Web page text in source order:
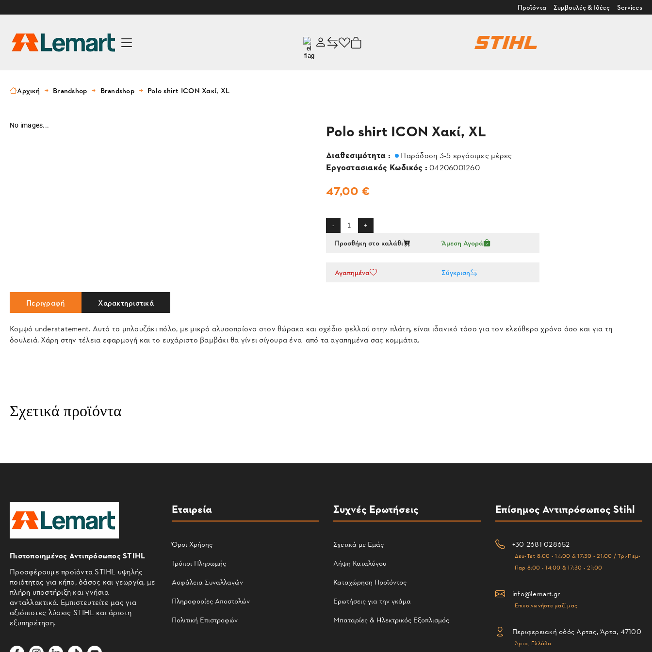
Προϊόντα Συμβουλές & Ιδέες Services
Αρχική Brandshop Brandshop Polo shirt ICON Χακί, XL
No images... Polo shirt ICON Χακί, XL
Διαθεσιμότητα : Παράδοση 3-5 εργάσιμες μέρες
Εργοστασιακός Κωδικός : 04206001260
47,00 €
- +
Προσθήκη στο καλάθι Άμεση Αγορά
Αγαπημένα Σύγκριση
Περιγραφή Χαρακτηριστικά
Κομψό understatement. Αυτό το μπλουζάκι πόλο, με μικρό αλυσοπρίονο στον θώρακα και σχέδιο φελλού στην πλάτη, είναι ιδανικό τόσο για τον ελεύθερο χρόνο όσο και για τη
δουλειά. Χάρη στην τέλεια εφαρμογή και το ευχάριστο βαμβάκι θα γίνει σίγουρα ένα από τα αγαπημένα σας κομμάτια.
Σχετικά προϊόντα
Πιστοποιημένος Αντιπρόσωπος STIHL
Προσφέρουμε προϊόντα STIHL υψηλής
ποιότητας για κήπο, δάσος και γεωργία, με
πλήρη υποστήριξη και γνήσια
ανταλλακτικά. Εμπιστευτείτε μας για
αξιόπιστες λύσεις STIHL και άριστη
εξυπηρέτηση.
Εταιρεία
Όροι Χρήσης
Τρόποι Πληρωμής
Ασφάλεια Συναλλαγών
Πληροφορίες Αποστολών
Πολιτική Επιστροφών
Συχνές Ερωτήσεις
Σχετικά με Εμάς
Λήψη Καταλόγου
Καταχώρηση Προϊόντος
Ερωτήσεις για την γκάμα
Μπαταρίες & Ηλεκτρικός Εξοπλισμός
Επίσημος Αντιπρόσωπος Stihl
+30 2681 028652
Δευ-Τετ 8:00 - 14:00 & 17:30 - 21:00 / Τρι-Πεμ-
Παρ 8:00 - 14:00 & 17:30 - 21:00
info@lemart.gr
Επικοινωνήστε μαζί μας
Περιφερειακή οδός Αρτας, Άρτα, 47100
Άρτα, Ελλάδα